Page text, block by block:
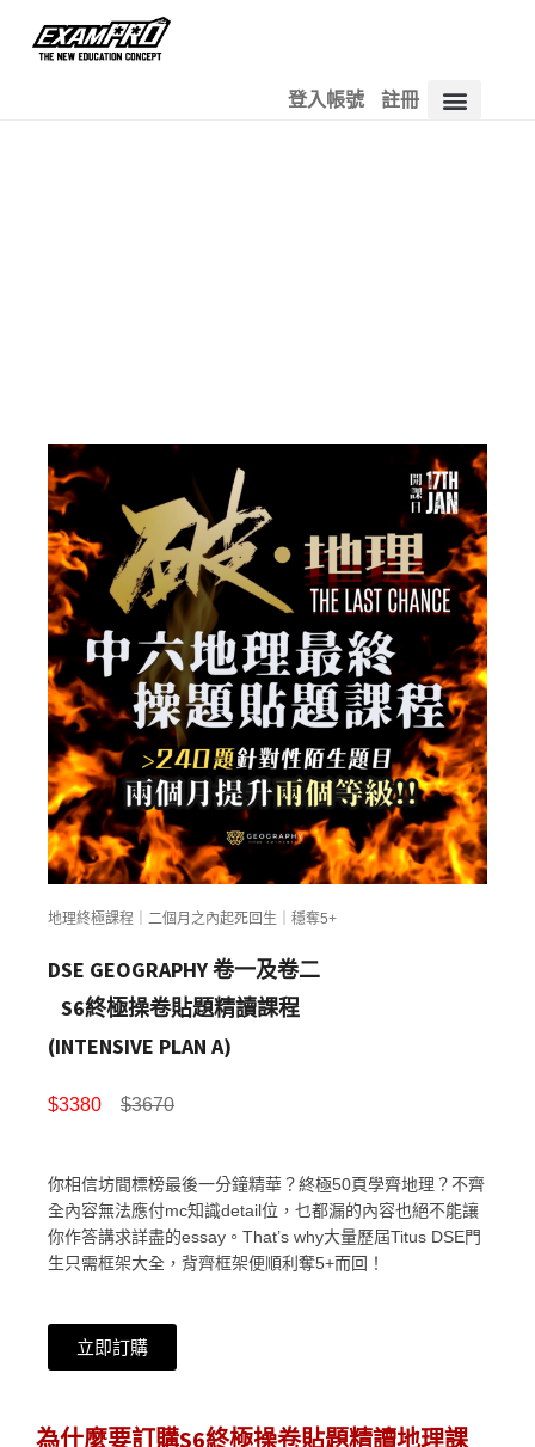
登入帳號 註冊
地理終極課程｜二個月之內起死回生｜穩奪5+
DSE GEOGRAPHY 卷一及卷二
S6終極操卷貼題精讀課程
(INTENSIVE PLAN A)
$3380 $3670
你相信坊間標榜最後一分鐘精華？終極50頁學齊地理？不齊
全內容無法應付mc知識detail位，乜都漏的內容也絕不能讓
你作答講求詳盡的essay。That’s why大量歷屆Titus DSE門
生只需框架大全，背齊框架便順利奪5+而回！
立即訂購
為什麼要訂購S6終極操卷貼題精讀地理課